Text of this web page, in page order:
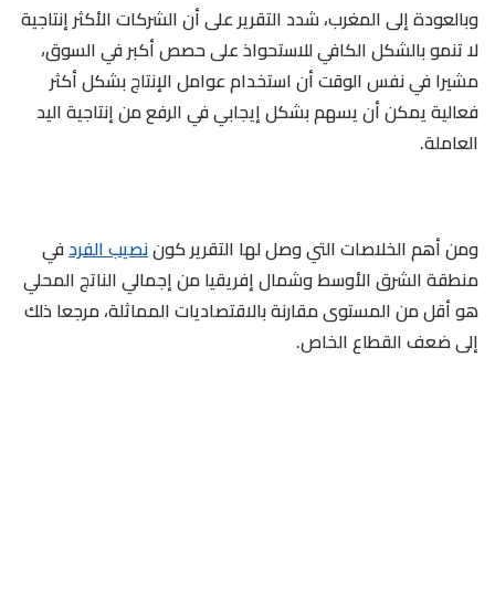
وبالعودة إلى المغرب، شدد التقرير على أن الشركات الأكثر إنتاجية
لا تنمو بالشكل الكافي للاستحواذ على حصص أكبر في السوق،
مشيرا في نفس الوقت أن استخدام عوامل الإنتاج بشكل أكثر
فعالية يمكن أن يسهم بشكل إيجابي في الرفع من إنتاجية اليد
العاملة.
ومن أهم الخلاصات التي وصل لها التقرير كوننصيب الفردفي
منطقة الشرق الأوسط وشمال إفريقيا من إجمالي الناتج المحلي
هو أقل من المستوى مقارنة بالاقتصاديات المماثلة، مرجعا ذلك
إلى ضعف القطاع الخاص.